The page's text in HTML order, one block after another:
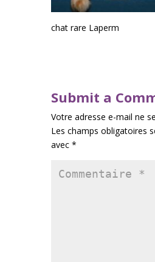
chat rare Laperm
Submit a
Votre adresse e-mail ne
Les champs obligatoires
avec *